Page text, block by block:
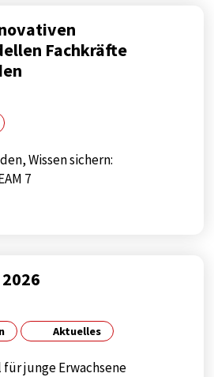
Fachkräfte
Wissen sichern:
7
Aktuelles
junge Erwachsene